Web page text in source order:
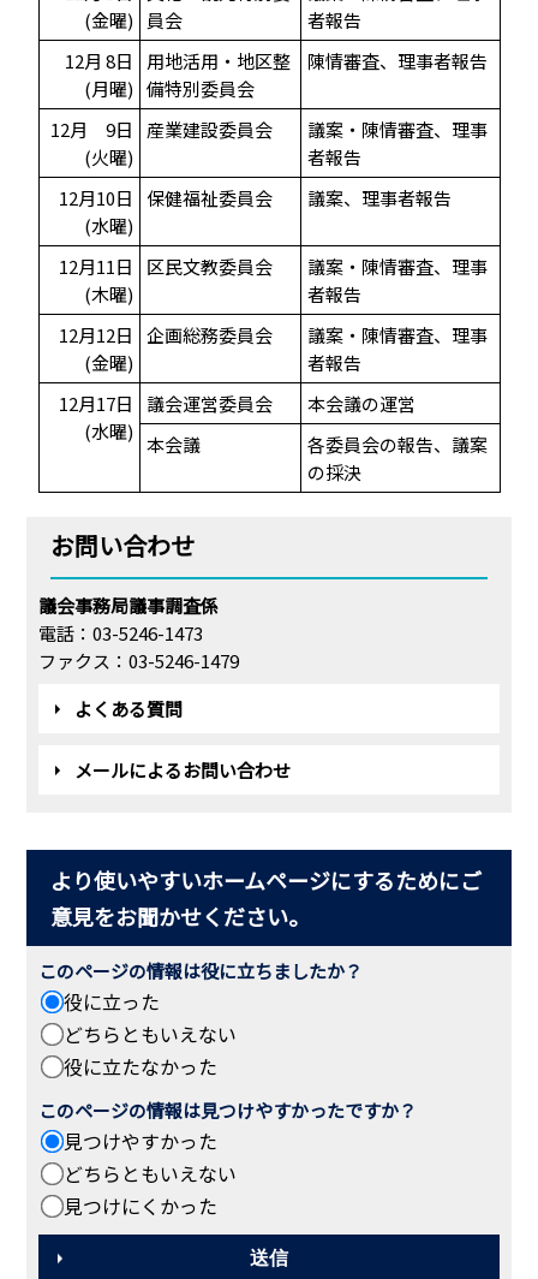
(金曜)
員会
者報告
12月 8日
(月曜)
用地活用・地区整
備特別委員会
陳情審査、理事者報告
12月 9日
(火曜)
産業建設委員会
議案・陳情審査、理事
者報告
12月10日
(水曜)
保健福祉委員会 議案、理事者報告
12月11日
(木曜)
区民文教委員会
議案・陳情審査、理事
者報告
12月12日
(金曜)
企画総務委員会
議案・陳情審査、理事
者報告
12月17日
(水曜)
議会運営委員会
本会議の運営
本会議
各委員会の報告、議案
の採決
お問い合わせ
議会事務局議事調査係
電話：03-5246-1473
ファクス：03-5246-1479
よくある質問
メールによるお問い合わせ
より使いやすいホームページにするためにご
意見をお聞かせください。
このページの情報は役に立ちましたか？
役に立った
どちらともいえない
役に立たなかった
このページの情報は見つけやすかったですか？
見つけやすかった
どちらともいえない
見つけにくかった